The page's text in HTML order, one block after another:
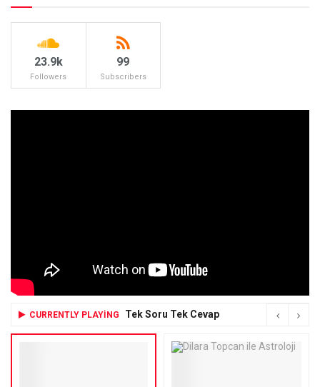
23.9k
Followers
99
Subscribers
CURRENTLY PLAYING Tek Soru Tek Cevap